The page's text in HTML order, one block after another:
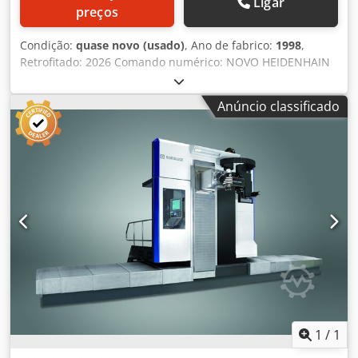
preços
Condição: quase novo (usado), Ano de fabrico: 1998,
Retrofitado: 2026 Comando numérico: NOVO HEIDENHAIN
TNC-i640 Características técnicas Dimensões Dimensões
da mesa: 7.650 x 1.000 mm Número de canais em T: 7
Dimensões dos canais em T: 22 mm Cursos dos eixos
Curso do eixo X: 5.850 mm Curso do eixo Y: 1.200 mm
Curso do eixo Z: 1.500 mm Cabeçote de fresagem Tipo de
cabeçote: Novo cabeçote UDG de indexação automática (a
cada 2,5º) Sistema de fixação de ferramentas: Hidráulico
Cone do fuso: ISO 50 (DIN 69871) / Pino de retenção: DIN
69872 Faixa de rotação: 20 - 3.000 rpm Potência do fuso:
29,6 kW Avanços Avanços rápidos (X, Y, Z): 10.000 mm/min
Cjdeyf Rqpspfx Acmjrf Peso e dimensões Peso máximo
permitido sobre a mesa: 4.000 kg/m² Peso aproximado da
máquina: 31.000 kg Dimensões aproximadas da máquina:
11.590 x 5.179 x 3.485 mm Acessórios Proteção: novo
automático de ferramentas: ATC-30 Transportador de
cavacos: longitudinal traseiro Manípulo eletrônico: Novo
Anúncio classificado
1 / 1